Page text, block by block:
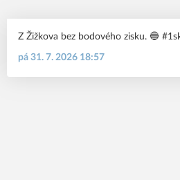
Z Žižkova
pá 31. 7. 2026 18:57